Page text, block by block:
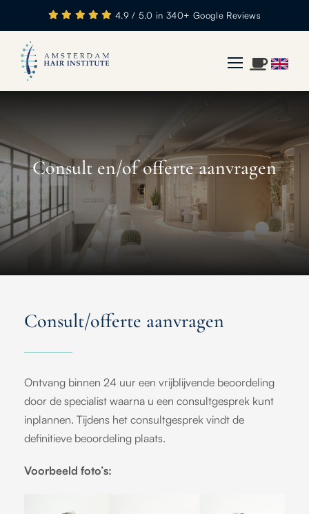
4.9 / 5.0 in 340+ Google Reviews
Consult en/of offerte aanvragen
Consult/offerte aanvragen
Ontvang binnen 24 uur een vrijblijvende beoordeling
door de specialist waarna u een consultgesprek kunt
inplannen. Tijdens het consultgesprek vindt de
definitieve beoordeling plaats.
Voorbeeld foto’s: